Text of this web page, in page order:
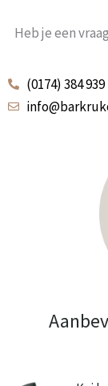
Heb je een
(0174) 384 939